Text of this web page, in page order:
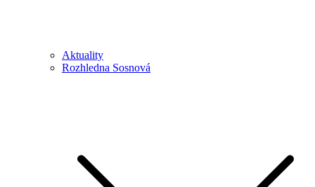
Aktuality
Rozhledna Sosnová